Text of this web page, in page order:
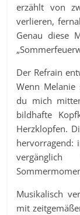
erzählt von
verlieren,
Genau diese
Der Refrain
Wenn
du mich
bildhafte
Herzklopfen.
hervorragend:
Musikalisch
mit